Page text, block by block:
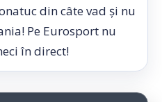
din câte vad și nu
Pe Eurosport nu
în direct!